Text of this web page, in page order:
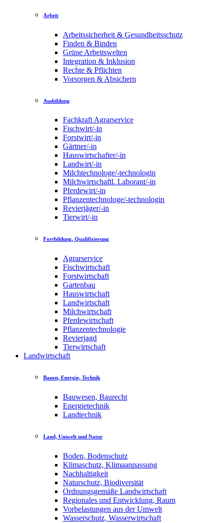
Arbeit
Arbeitssicherheit & Gesundheitsschutz
Finden & Binden
Grüne Arbeitswelten
Integration & Inklusion
Rechte & Pflichten
Vorsorgen & Absichern
Ausbildung
Fachkraft Agrarservice
Fischwirt/-in
Forstwirt/-in
Gärtner/-in
Hauswirtschafter/-in
Landwirt/-in
Milchtechnologe/-technologin
Milchwirtschaftl. Laborant/-in
Pferdewirt/-in
Pflanzentechnologe/-technologin
Revierjäger/-in
Tierwirt/-in
Fortbildung, Qualifizierung
Agrarservice
Fischwirtschaft
Forstwirtschaft
Gartenbau
Hauswirtschaft
Landwirtschaft
Milchwirtschaft
Pferdewirtschaft
Pflanzentechnologie
Revierjagd
Tierwirtschaft
Landwirtschaft
Bauen, Energie, Technik
Bauwesen, Baurecht
Energietechnik
Landtechnik
Land, Umwelt und Natur
Boden, Bodenschutz
Klimaschutz, Klimaanpassung
Nachhaltigkeit
Naturschutz, Biodiversität
Ordnungsgemäße Landwirtschaft
Regionales und Entwicklung, Raum
Vorbelastungen aus der Umwelt
Wasserschutz, Wasserwirtschaft